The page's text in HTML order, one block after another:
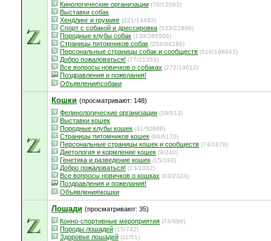
Кинологические организации (70/12093)
Выставки собак
Хендлинг и груминг (221/14463)
Спорт с собакой и дрессировка (533/22996)
Породные клубы собак (139/285506)
Страницы питомников собак (254/84286)
Персональные страницы собак и сообществ (516/196643)
Добро пожаловаться! (77/21353)
Все вопросы новичков о собаках (272/13612)
Поздравления и пожелания!
Объявления\собаки
Кошки (просматривают: 148)
Фелинологические организации (19/813)
Выставки кошек
Породные клубы кошек (31/50606)
Страницы питомников кошек (99/6170)
Персональные страницы кошек и сообществ (74/1876)
Диетология и кормление кошек (9/240)
Генетика и разведение кошек (15/193)
Добро пожаловаться! (13/1032)
Все вопросы новичков о кошках (83/2324)
Поздравления и пожелания!
Объявления\кошки
Лошади (просматривают: 35)
Конно-спортивные мероприятия (74/996)
Породы лошадей (15/742)
Здоровье лошадей (11/51)